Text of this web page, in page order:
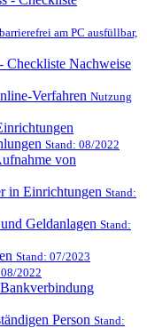
barrierefrei am PC ausfüllbar,
Checkliste Nachweise
Verfahren Nutzung
Stand: 08/2022
von
in Einrichtungen Stand:
Geldanlagen Stand:
Stand: 07/2023
2022
Person Stand: